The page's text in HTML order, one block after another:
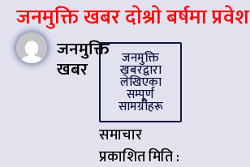
जनमुक्ति खबर दाेश्राे बर्षमा प्रवेश
जनमुक्ति
खबर जनमुक्ति
खबरद्वारा
लेखिएका
सम्पूर्ण
सामग्रीहरू
समाचार
प्रकाशित मिति :